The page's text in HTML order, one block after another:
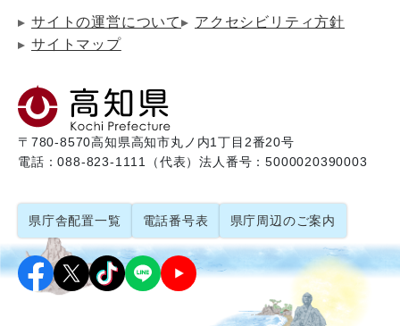
サイトの運営について
アクセシビリティ方針
サイトマップ
〒780-8570高知県高知市丸ノ内1丁目2番20号
電話：088-823-1111（代表）法人番号：5000020390003
県庁舎配置一覧 電話番号表 県庁周辺のご案内